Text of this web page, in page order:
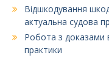
Відшкодування
актуальна судова
Робота з доказами
практики